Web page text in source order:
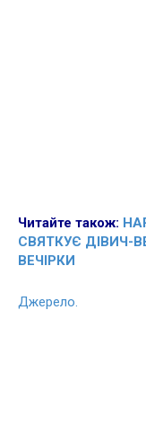
Читайте також:
СВЯТКУЄ ДІВИЧ-
ВЕЧІРКИ
Джерело.